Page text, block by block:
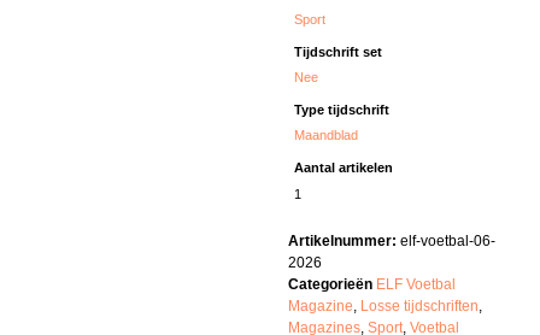
Sport
Tijdschrift set
Nee
Type tijdschrift
Maandblad
Aantal artikelen
1
Artikelnummer: elf-voetbal-06-
2026
Categorieën ELF Voetbal
Magazine, Losse tijdschriften,
Magazines, Sport, Voetbal